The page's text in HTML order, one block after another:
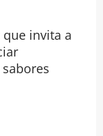
invita a